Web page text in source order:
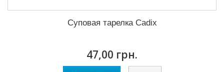
Суповая тарелка Cadix
47,00 грн.